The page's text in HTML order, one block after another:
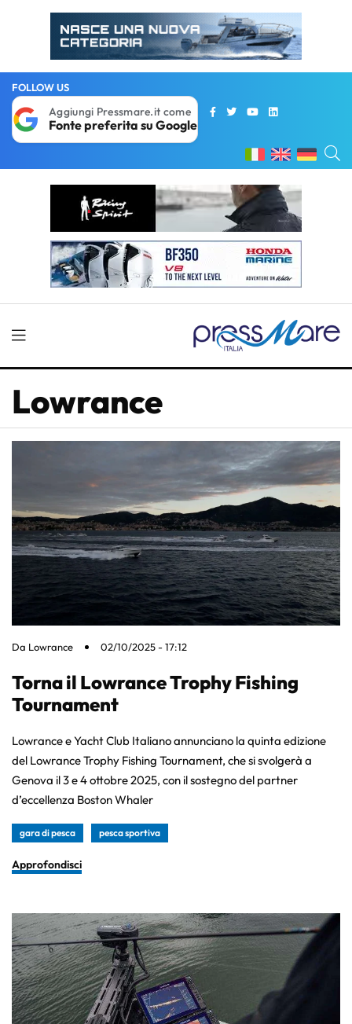
FOLLOW US
Aggiungi Pressmare.it come
Fonte preferita su Google
Lowrance
Da Lowrance 02/10/2025 - 17:12
Torna il Lowrance Trophy Fishing
Tournament
Lowrance e Yacht Club Italiano annunciano la quinta edizione
del Lowrance Trophy Fishing Tournament, che si svolgerà a
Genova il 3 e 4 ottobre 2025, con il sostegno del partner
d’eccellenza Boston Whaler
gara di pesca pesca sportiva
Approfondisci